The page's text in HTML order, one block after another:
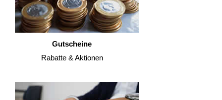
Gutscheine
Rabatte & Aktionen